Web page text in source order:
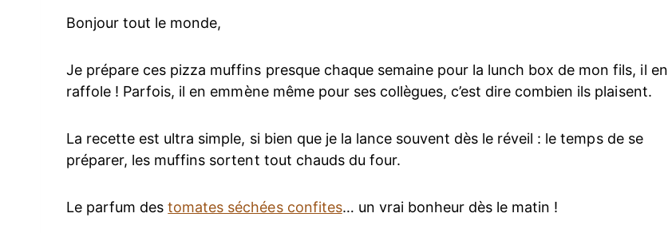
Bonjour tout le monde,
Je prépare ces pizza muffins presque chaque semaine pour la lunch box de mon fils, il en
raffole ! Parfois, il en emmène même pour ses collègues, c’est dire combien ils plaisent.
La recette est ultra simple, si bien que je la lance souvent dès le réveil : le temps de se
préparer, les muffins sortent tout chauds du four.
Le parfum destomates séchées confites… un vrai bonheur dès le matin !